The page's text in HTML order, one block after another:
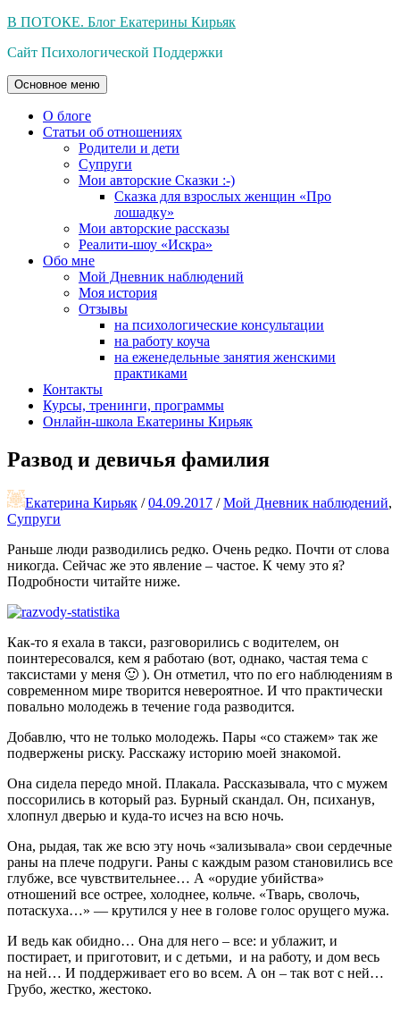
Перейти
содержимому
В ПОТОКЕ. Блог Екатерины Кирьяк
Сайт Психологической Поддержки
Основное меню
О блоге
Статьи об отношениях
Родители и дети
Супруги
Мои авторские Сказки :-)
Сказка для взрослых женщин «Про
лошадку»
Мои авторские рассказы
Реалити-шоу «Искра»
Обо мне
Мой Дневник наблюдений
Моя история
Отзывы
на психологические консультации
на работу коуча
на еженедельные занятия женскими
практиками
Контакты
Курсы, тренинги, программы
Онлайн-школа Екатерины Кирьяк
Развод и девичья фамилия
Екатерина Кирьяк / 04.09.2017 / Мой Дневник наблюдений,
Супруги
Раньше люди разводились редко. Очень редко. Почти от слова
никогда. Сейчас же это явление – частое. К чему это я?
Подробности читайте ниже.
Как-то я ехала в такси, разговорились с водителем, он
поинтересовался, кем я работаю (вот, однако, частая тема с
таксистами у меня 🙂 ). Он отметил, что по его наблюдениям в
современном мире творится невероятное. И что практически
повально молодежь в течение года разводится.
Добавлю, что не только молодежь. Пары «со стажем» так же
подвержены риску. Расскажу историю моей знакомой.
Она сидела передо мной. Плакала. Рассказывала, что с мужем
поссорились в который раз. Бурный скандал. Он, психанув,
хлопнул дверью и куда-то исчез на всю ночь.
Она, рыдая, так же всю эту ночь «зализывала» свои сердечные
раны на плече подруги. Раны с каждым разом становились все
глубже, все чувствительнее… А «орудие убийства»
отношений все острее, холоднее, кольче. «Тварь, сволочь,
потаскуха…» — крутился у нее в голове голос орущего мужа.
И ведь как обидно… Она для него – все: и ублажит, и
постирает, и приготовит, и с детьми, и на работу, и дом весь
на ней… И поддерживает его во всем. А он – так вот с ней…
Грубо, жестко, жестоко.